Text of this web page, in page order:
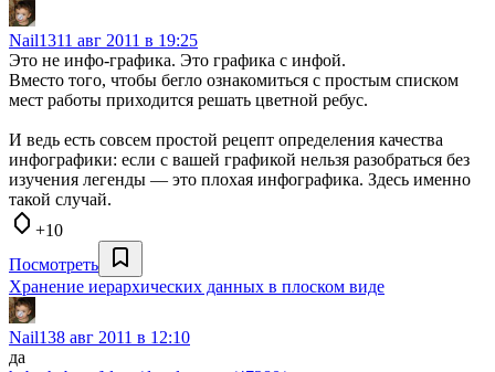
Nail1311 авг 2011 в 19:25
Это не инфо-графика. Это графика с инфой.
Вместо того, чтобы бегло ознакомиться с простым списком
мест работы приходится решать цветной ребус.
И ведь есть совсем простой рецепт определения качества
инфографики: если с вашей графикой нельзя разобраться без
изучения легенды — это плохая инфографика. Здесь именно
такой случай.
+10
Посмотреть
Хранение иерархических данных в плоском виде
Nail138 авг 2011 в 12:10
да